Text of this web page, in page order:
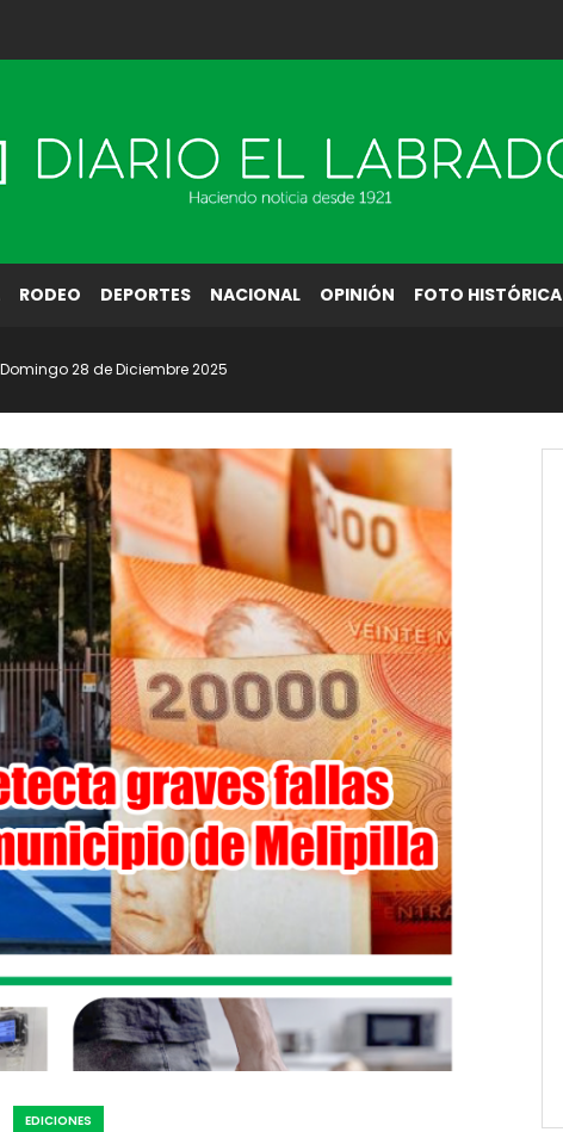
RODEO DEPORTES NACIONAL OPINIÓN FOTO HISTÓRICA
28 de Diciembre 2025
EDICIONES